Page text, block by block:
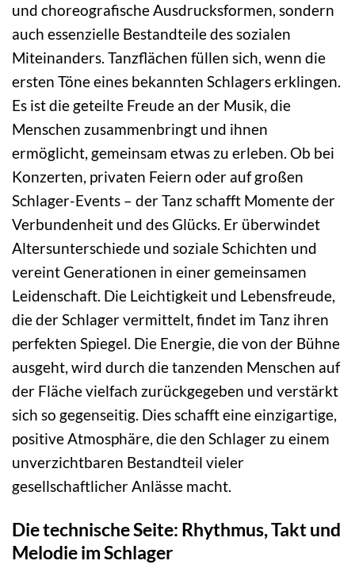
und choreografische Ausdrucksformen, sondern
auch essenzielle Bestandteile des sozialen
Miteinanders. Tanzflächen füllen sich, wenn die
ersten Töne eines bekannten Schlagers erklingen.
Es ist die geteilte Freude an der Musik, die
Menschen zusammenbringt und ihnen
ermöglicht, gemeinsam etwas zu erleben. Ob bei
Konzerten, privaten Feiern oder auf großen
Schlager-Events – der Tanz schafft Momente der
Verbundenheit und des Glücks. Er überwindet
Altersunterschiede und soziale Schichten und
vereint Generationen in einer gemeinsamen
Leidenschaft. Die Leichtigkeit und Lebensfreude,
die der Schlager vermittelt, findet im Tanz ihren
perfekten Spiegel. Die Energie, die von der Bühne
ausgeht, wird durch die tanzenden Menschen auf
der Fläche vielfach zurückgegeben und verstärkt
sich so gegenseitig. Dies schafft eine einzigartige,
positive Atmosphäre, die den Schlager zu einem
unverzichtbaren Bestandteil vieler
gesellschaftlicher Anlässe macht.
Die technische Seite: Rhythmus, Takt und
Melodie im Schlager